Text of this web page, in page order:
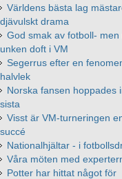
Världens bästa lag
djävulskt drama
God smak av fotboll- men
unken doft i VM
Segerrus efter en
halvlek
Norska fansen hoppades
sista
Visst är VM-turneringen
succé
Nationalhjältar - i
Våra möten med
Potter har hittat något för